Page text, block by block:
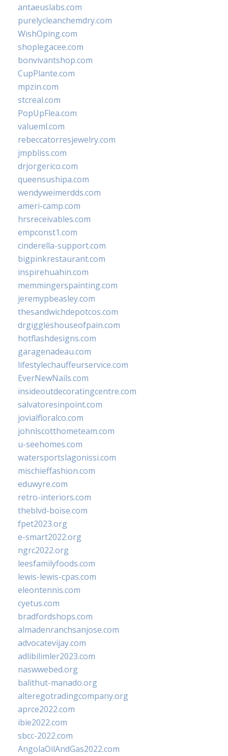
antaeuslabs.com
purelycleanchemdry.com
WishOping.com
shoplegacee.com
bonvivantshop.com
CupPlante.com
mpzin.com
stcreal.com
PopUpFlea.com
valueml.com
rebeccatorresjewelry.com
jmpbliss.com
drjorgerico.com
queensushipa.com
wendyweimerdds.com
ameri-camp.com
hrsreceivables.com
empconst1.com
cinderella-support.com
bigpinkrestaurant.com
inspirehuahin.com
memmingerspainting.com
jeremypbeasley.com
thesandwichdepotcos.com
drgiggleshouseofpain.com
hotflashdesigns.com
garagenadeau.com
lifestylechauffeurservice.com
EverNewNails.com
insideoutdecoratingcentre.com
salvatoresinpoint.com
jovialfloralco.com
johnlscotthometeam.com
u-seehomes.com
watersportslagonissi.com
mischieffashion.com
eduwyre.com
retro-interiors.com
theblvd-boise.com
fpet2023.org
e-smart2022.org
ngrc2022.org
leesfamilyfoods.com
lewis-lewis-cpas.com
eleontennis.com
cyetus.com
bradfordshops.com
almadenranchsanjose.com
advocatevijay.com
adlibilimler2023.com
naswwebed.org
balithut-manado.org
alteregotradingcompany.org
aprce2022.com
ibie2022.com
sbcc-2022.com
AngolaOilAndGas2022.com